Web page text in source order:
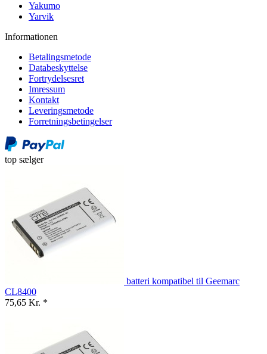
Yakumo
Yarvik
Informationen
Betalingsmetode
Databeskyttelse
Fortrydelsesret
Imressum
Kontakt
Leveringsmetode
Forretningsbetingelser
top sælger
batteri kompatibel til Geemarc
CL8400
75,65 Kr. *